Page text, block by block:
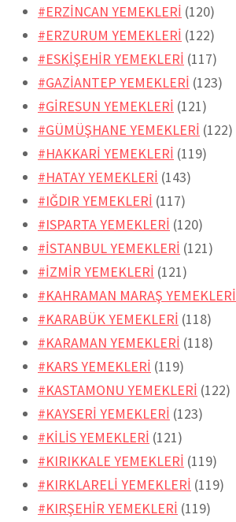
#ERZİNCAN YEMEKLERİ (120)
#ERZURUM YEMEKLERİ (122)
#ESKİŞEHİR YEMEKLERİ (117)
#GAZİANTEP YEMEKLERİ (123)
#GİRESUN YEMEKLERİ (121)
#GÜMÜŞHANE YEMEKLERİ (122)
#HAKKARİ YEMEKLERİ (119)
#HATAY YEMEKLERİ (143)
#IĞDIR YEMEKLERİ (117)
#ISPARTA YEMEKLERİ (120)
#İSTANBUL YEMEKLERİ (121)
#İZMİR YEMEKLERİ (121)
#KAHRAMAN MARAŞ YEMEKLERİ
#KARABÜK YEMEKLERİ (118)
#KARAMAN YEMEKLERİ (118)
#KARS YEMEKLERİ (119)
#KASTAMONU YEMEKLERİ (122)
#KAYSERİ YEMEKLERİ (123)
#KİLİS YEMEKLERİ (121)
#KIRIKKALE YEMEKLERİ (119)
#KIRKLARELİ YEMEKLERİ (119)
#KIRŞEHİR YEMEKLERİ (119)